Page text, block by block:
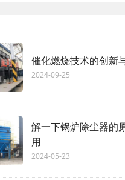
催化燃烧技术的创新
2024-09-25
解一下锅炉除尘器的
用
2024-05-23